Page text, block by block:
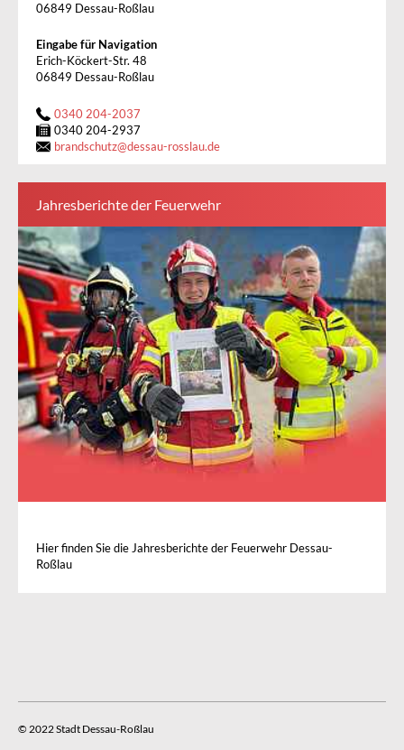
06849 Dessau-Roßlau
Eingabe für Navigation
Erich-Köckert-Str. 48
06849 Dessau-Roßlau
0340 204-2037
0340 204-2937
brandschutz@dessau-rosslau.de
Jahresberichte der Feuerwehr
Hier finden Sie die Jahresberichte der Feuerwehr Dessau-
Roßlau
© 2022 Stadt Dessau-Roßlau